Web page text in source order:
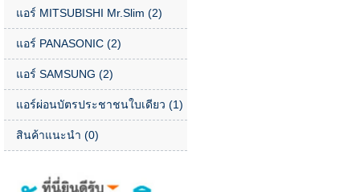
แอร์ MITSUBISHI Mr.Slim (2)
แอร์ PANASONIC (2)
แอร์ SAMSUNG (2)
แอร์ผ่อนบัตรประชาชนใบเดียว (1)
สินค้าแนะนำ (0)